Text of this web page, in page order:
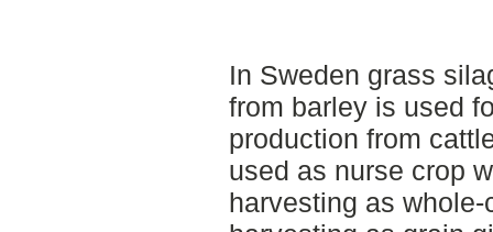
In Sweden grass
from barley is used
production from
used as nurse crop
harvesting as